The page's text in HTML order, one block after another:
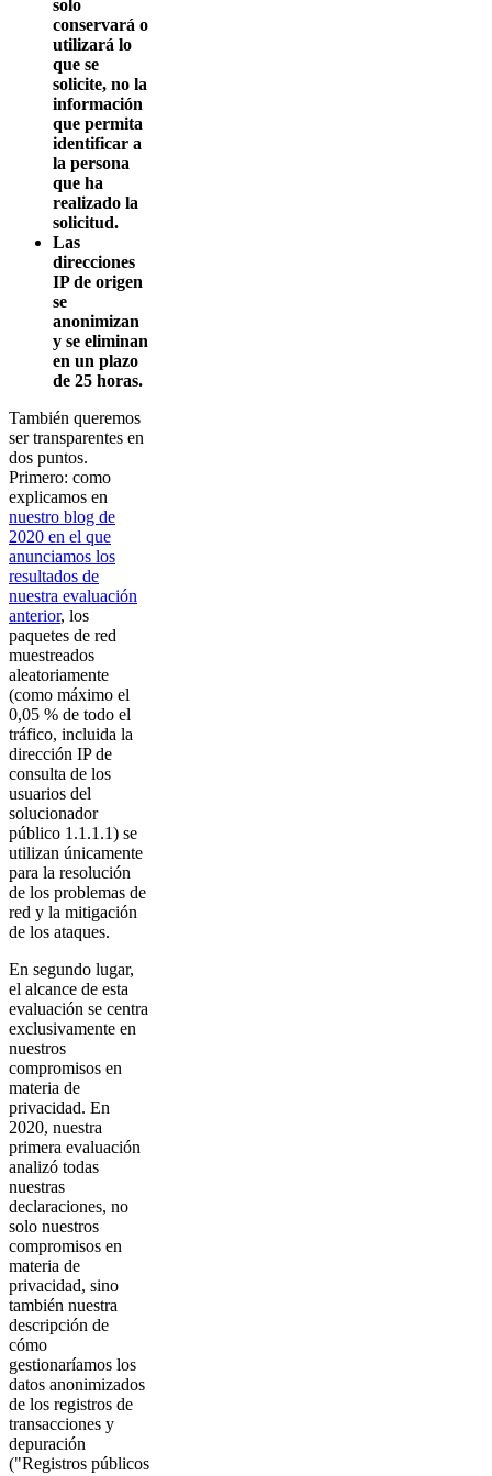
solo
conservará o
utilizará lo
que se
solicite, no la
información
que permita
identificar a
la persona
que ha
realizado la
solicitud.
Las
direcciones
IP de origen
se
anonimizan
y se eliminan
en un plazo
de 25 horas.
También queremos
ser transparentes en
dos puntos.
Primero: como
explicamos en
nuestro blog de
2020 en el que
anunciamos los
resultados de
nuestra evaluación
anterior, los
paquetes de red
muestreados
aleatoriamente
(como máximo el
0,05 % de todo el
tráfico, incluida la
dirección IP de
consulta de los
usuarios del
solucionador
público 1.1.1.1) se
utilizan únicamente
para la resolución
de los problemas de
red y la mitigación
de los ataques.
En segundo lugar,
el alcance de esta
evaluación se centra
exclusivamente en
nuestros
compromisos en
materia de
privacidad. En
2020, nuestra
primera evaluación
analizó todas
nuestras
declaraciones, no
solo nuestros
compromisos en
materia de
privacidad, sino
también nuestra
descripción de
cómo
gestionaríamos los
datos anonimizados
de los registros de
transacciones y
depuración
("Registros públicos